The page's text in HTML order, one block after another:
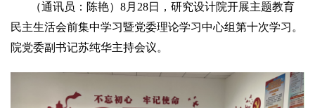
（通讯员：陈艳）8月28日，研究设计院开展主题教育
民主生活会前集中学习暨党委理论学习中心组第十次学习。
院党委副书记苏纯华主持会议。